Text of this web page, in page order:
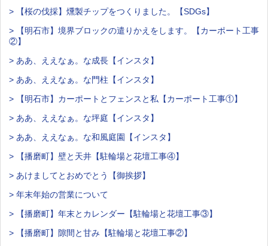
> 【桜の伐採】燻製チップをつくりました。【SDGs】
> 【明石市】境界ブロックの遣りかえをします。【カーポート工事
②】
> ああ、ええなぁ。な成長【インスタ】
> ああ、ええなぁ。な門柱【インスタ】
> 【明石市】カーポートとフェンスと私【カーポート工事①】
> ああ、ええなぁ。な坪庭【インスタ】
> ああ、ええなぁ。な和風庭園【インスタ】
> 【播磨町】壁と天井【駐輪場と花壇工事④】
> あけましてとおめでとう【御挨拶】
> 年末年始の営業について
> 【播磨町】年末とカレンダー【駐輪場と花壇工事③】
> 【播磨町】隙間と甘み【駐輪場と花壇工事②】